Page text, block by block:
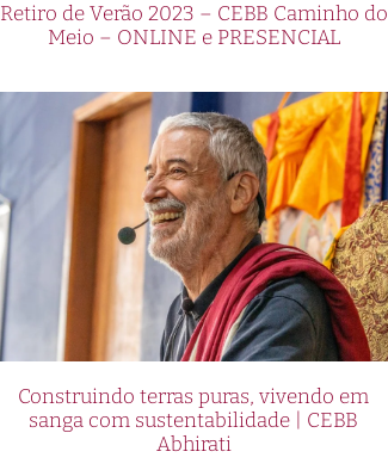
Retiro de Verão 2023 – CEBB Caminho do
Meio – ONLINE e PRESENCIAL
Construindo terras puras, vivendo em
sanga com sustentabilidade | CEBB
Abhirati